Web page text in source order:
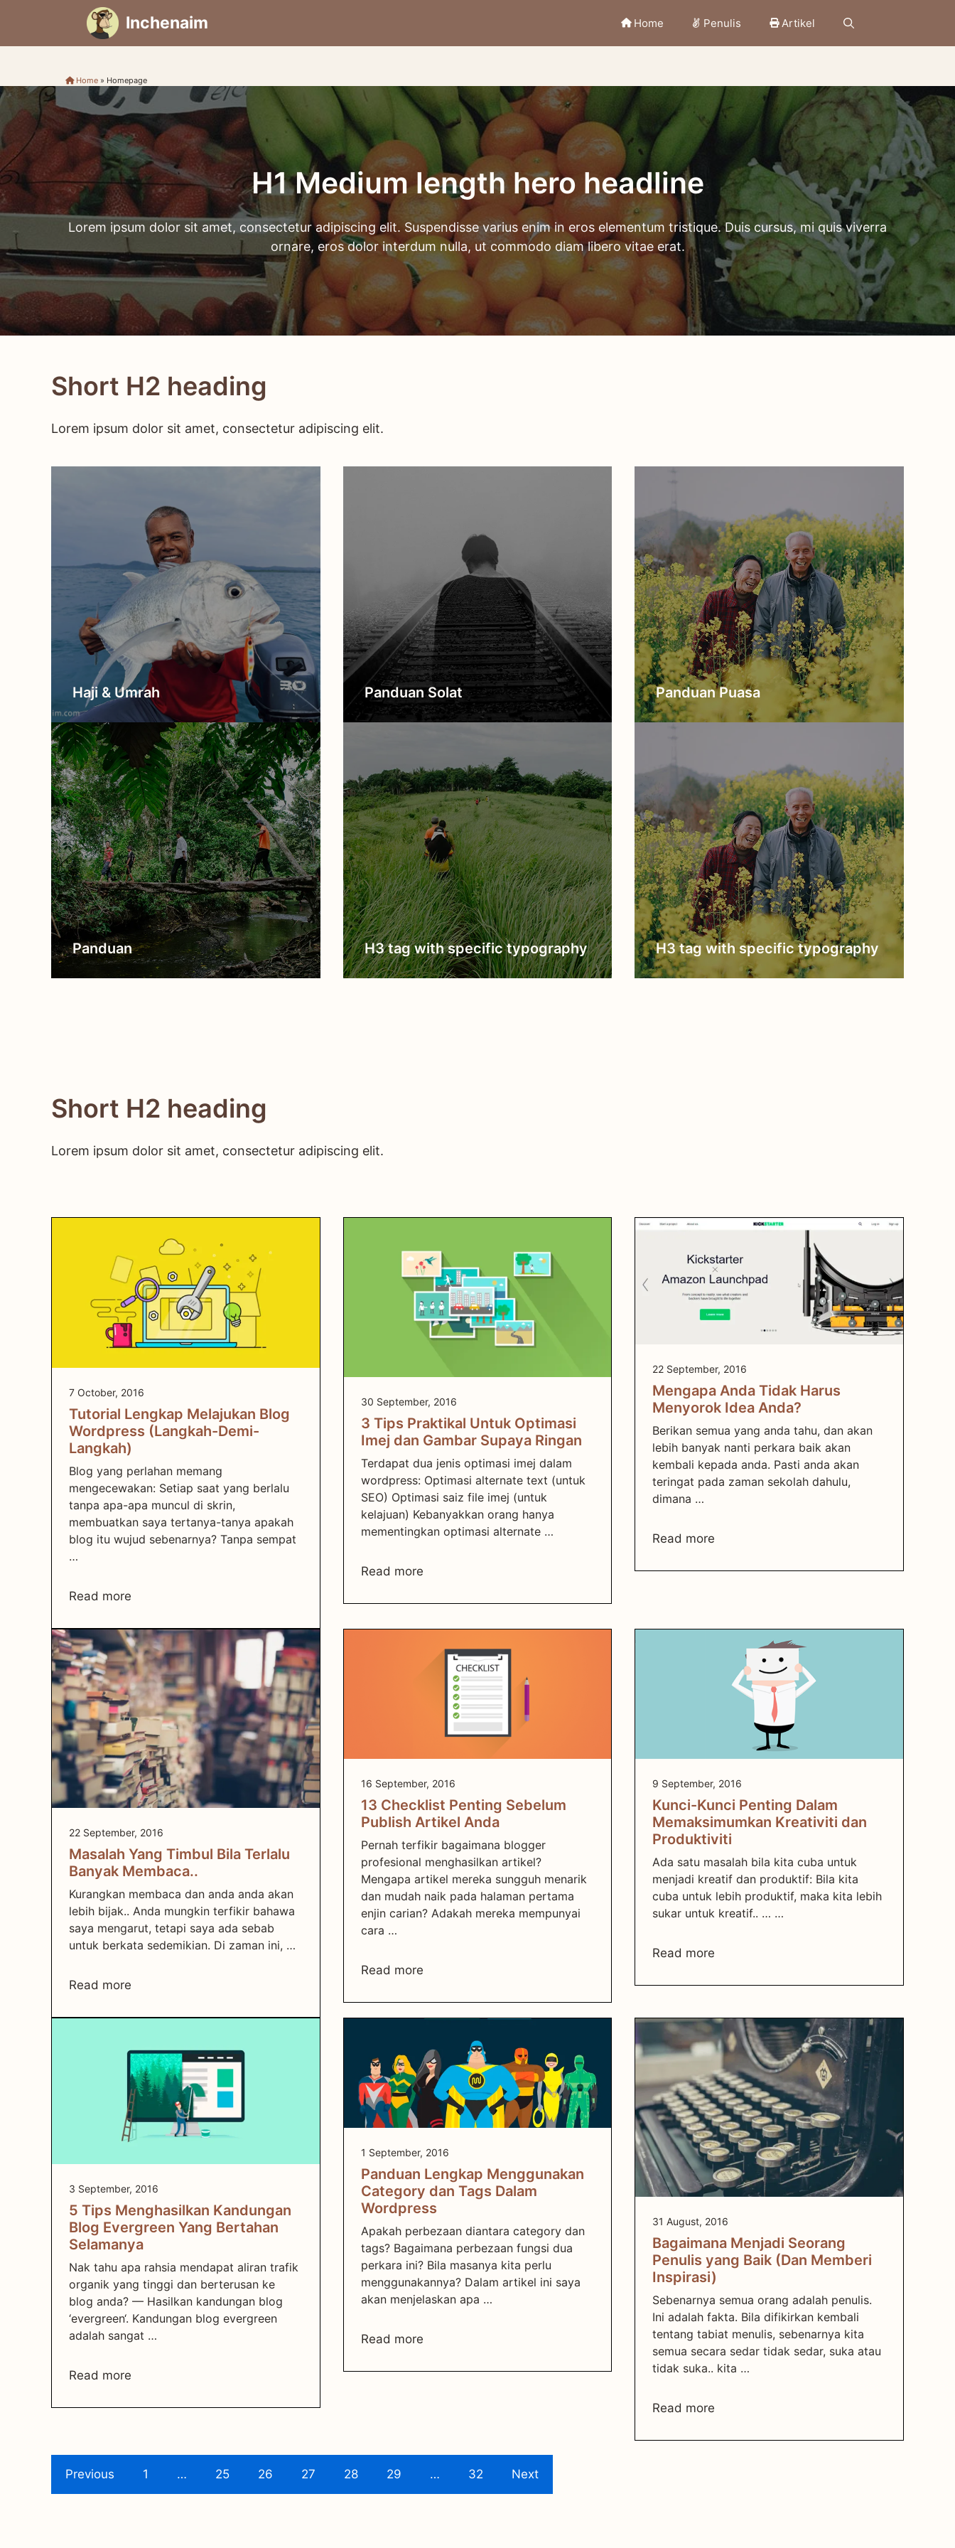
content
Inchenaim Home Penulis Artikel
Home » Homepage
H1 Medium length hero headline
Lorem ipsum dolor sit amet, consectetur adipiscing elit. Suspendisse varius enim in eros elementum tristique. Duis cursus, mi quis viverra
ornare, eros dolor interdum nulla, ut commodo diam libero vitae erat.
Short H2 heading
Lorem ipsum dolor sit amet, consectetur adipiscing elit.
Haji & Umrah Panduan Solat Panduan Puasa
Panduan H3 tag with specific typography H3 tag with specific typography
Short H2 heading
Lorem ipsum dolor sit amet, consectetur adipiscing elit.
7 October, 2016
Tutorial Lengkap Melajukan Blog
Wordpress (Langkah-Demi-
Langkah)
Blog yang perlahan memang
mengecewakan: Setiap saat yang berlalu
tanpa apa-apa muncul di skrin,
membuatkan saya tertanya-tanya apakah
blog itu wujud sebenarnya? Tanpa sempat
…
Read more
30 September, 2016
3 Tips Praktikal Untuk Optimasi
Imej dan Gambar Supaya Ringan
Terdapat dua jenis optimasi imej dalam
wordpress: Optimasi alternate text (untuk
SEO) Optimasi saiz file imej (untuk
kelajuan) Kebanyakkan orang hanya
mementingkan optimasi alternate …
Read more
22 September, 2016
Mengapa Anda Tidak Harus
Menyorok Idea Anda?
Berikan semua yang anda tahu, dan akan
lebih banyak nanti perkara baik akan
kembali kepada anda. Pasti anda akan
teringat pada zaman sekolah dahulu,
dimana …
Read more
22 September, 2016
Masalah Yang Timbul Bila Terlalu
Banyak Membaca..
Kurangkan membaca dan anda anda akan
lebih bijak.. Anda mungkin terfikir bahawa
saya mengarut, tetapi saya ada sebab
untuk berkata sedemikian. Di zaman ini, …
Read more
16 September, 2016
13 Checklist Penting Sebelum
Publish Artikel Anda
Pernah terfikir bagaimana blogger
profesional menghasilkan artikel?
Mengapa artikel mereka sungguh menarik
dan mudah naik pada halaman pertama
enjin carian? Adakah mereka mempunyai
cara …
Read more
9 September, 2016
Kunci-Kunci Penting Dalam
Memaksimumkan Kreativiti dan
Produktiviti
Ada satu masalah bila kita cuba untuk
menjadi kreatif dan produktif: Bila kita
cuba untuk lebih produktif, maka kita lebih
sukar untuk kreatif.. … …
Read more
3 September, 2016
5 Tips Menghasilkan Kandungan
Blog Evergreen Yang Bertahan
Selamanya
Nak tahu apa rahsia mendapat aliran trafik
organik yang tinggi dan berterusan ke
blog anda? — Hasilkan kandungan blog
‘evergreen‘. Kandungan blog evergreen
adalah sangat …
Read more
1 September, 2016
Panduan Lengkap Menggunakan
Category dan Tags Dalam
Wordpress
Apakah perbezaan diantara category dan
tags? Bagaimana perbezaan fungsi dua
perkara ini? Bila masanya kita perlu
menggunakannya? Dalam artikel ini saya
akan menjelaskan apa …
Read more
31 August, 2016
Bagaimana Menjadi Seorang
Penulis yang Baik (Dan Memberi
Inspirasi)
Sebenarnya semua orang adalah penulis.
Ini adalah fakta. Bila difikirkan kembali
tentang tabiat menulis, sebenarnya kita
semua secara sedar tidak sedar, suka atau
tidak suka.. kita …
Read more
Previous 1 … 25 26 27 28 29 … 32 Next